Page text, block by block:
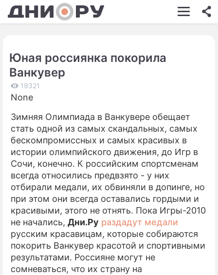
ШОУ-БИЗНЕС
КИНО
ЭКОНОМИКА
ПРОИСШЕСТВИЯ
СОННИК
СТИЛЬ ЖИЗНИ
СЕРИАЛЫ
ПРЕСС-РЕЛИЗЫ
О ПРОЕКТЕ
Юная россиянка покорила
Ванкувер
19321
None
Зимняя Олимпиада в Ванкувере обещает
стать одной из самых скандальных, самых
бескомпромиссных и самых красивых в
истории олимпийского движения, до Игр в
Сочи, конечно. К российским спортсменам
всегда относились предвзято - у них
отбирали медали, их обвиняли в допинге, но
при этом они всегда оставались гордыми и
красивыми, этого не отнять. Пока Игры-2010
не начались, Дни.Ру раздадут медали
русским красавицам, которые собираются
покорить Ванкувер красотой и спортивными
результатами. Россияне могут не
сомневаться, что их страну на